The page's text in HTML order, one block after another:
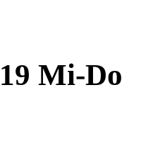
Mi-Do